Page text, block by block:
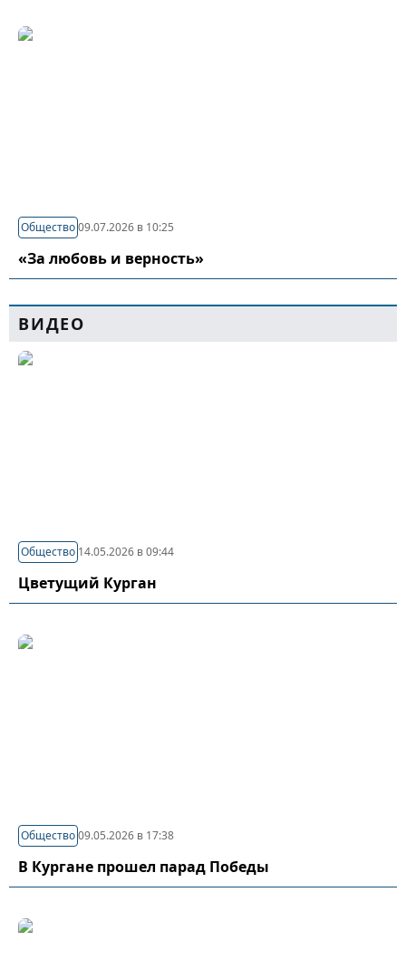
Общество09.07.2026 в 10:25
«За любовь и верность»
ВИДЕО
Общество 14.05.2026 в 09:44
Цветущий Курган
Общество09.05.2026 в 17:38
В Кургане прошел парад Победы